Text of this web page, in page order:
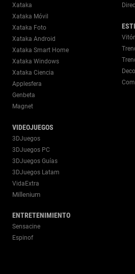
Xataka
Xataka Móvil
Xataka Foto
Xataka Android
Xataka Smart Home
Xataka Windows
Xataka Ciencia
Applesfera
Genbeta
Magnet
VIDEOJUEGOS
3DJuegos
3DJuegos PC
3DJuegos Guías
3DJuegos Latam
VidaExtra
Millenium
ENTRETENIMIENTO
Sensacine
Espinof